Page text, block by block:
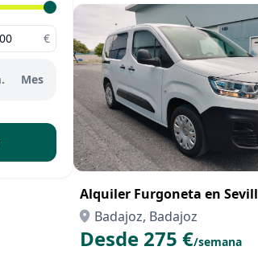
€
Mes
Alquiler Furgoneta en
Badajoz, Badajoz
Desde 275 €/semana